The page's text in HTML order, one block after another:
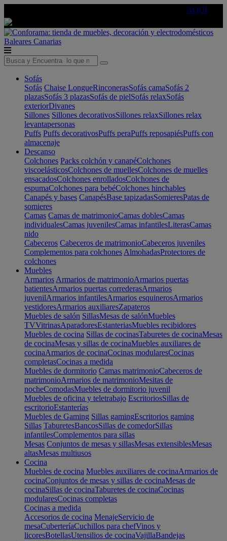
AQUÍ
Baleares Canarias
Sofás
Sofás Chaise LongueRinconerasSofás camaSofás 2
plazasSofás 3 plazasSofás de pielSofás relaxSofás
exteriorDivanes
Sillones Sillones decorativosSillones relaxSillones relax
levantapersonas
Puffs Puffs decorativosPuffs peraPuffs reposapiésPuffs con
almacenaje
Descanso
Colchones Packs colchón y canapéColchones
viscoelásticosColchones de muellesColchones de muelles
ensacadosColchones enrolladosColchones de
espumaColchones para bebéColchones hinchables
Canapés y bases CanapésBase tapizadasSomieresPatas de
somieres
Camas Camas de matrimonioCamas doblesCamas
individualesCamas juvenilesCamas infantilesLiterasCamas
nido
Cabeceros Cabeceros de matrimonioCabeceros juveniles
Complementos para colchones AlmohadasProtectores de
colchones
Muebles
Armarios Armarios de matrimonioArmarios puertas
batientesArmarios puertas correderasArmarios
juvenilArmarios infantilesArmarios esquinerosArmarios
vestidoresArmarios auxiliaresZapateros
Muebles de salón SillasMesas de salónMuebles
TVVitrinasAparadoresEstanteriasMuebles recibidores
Muebles de cocina Sillas de cocinasTaburetes de cocinaMesas
de cocinaMesas y sillas de cocinaMuebles auxiliares de
cocinaArmarios de cocinaCocinas modularesCocinas
completasCocinas a medida
Muebles de dormitorio Camas matrimonioCabeceros de
matrimonioArmarios de matrimonioMesitas de
nocheComodasMuebles de dormitorio juvenil
Muebles de oficina y teletrabajo EscritoriosSillas de
escritorioEstanterías
Muebles de Gaming Sillas gamingEscritorios gaming
Sillas TaburetesBancosSillas de comedorSillas
infantilesComplementos para sillas
Mesas Conjuntos de mesas y sillasMesas extensiblesMesas
altasMesas multiusos
Cocina
Muebles de cocina Muebles auxiliares de cocinaArmarios de
cocinaConjuntos de mesas y sillas de cocinaMesas de
cocinaSillas de cocinaTaburetes de cocinaCocinas
modularesCocinas completas
Cocinas a medida
Accesorios de cocina MenajeServicio de
mesaCuberteríaCuchillos para chefVinos y
licoresBotellasUtensilios de cocinaVajillaBandejas